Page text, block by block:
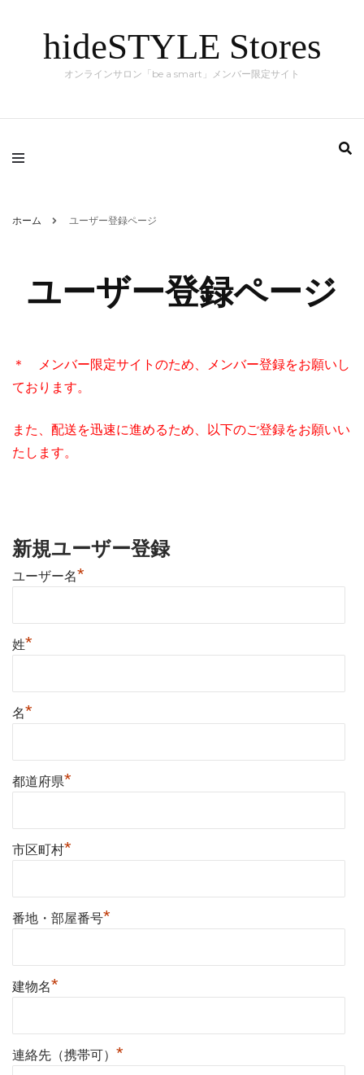
hideSTYLE Stores
オンラインサロン「be a smart」メンバー限定サイト
ホーム ユーザー登録ページ
ユーザー登録ページ
＊ メンバー限定サイトのため、メンバー登録をお願いし
ております。
また、配送を迅速に進めるため、以下のご登録をお願いい
たします。
新規ユーザー登録
ユーザー名*
姓*
名*
都道府県*
市区町村*
番地・部屋番号*
建物名*
連絡先（携帯可） *